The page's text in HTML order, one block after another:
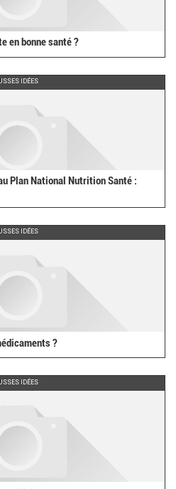
en bonne santé ?
IDÉES
Plan National Nutrition Santé :
IDÉES
?
IDÉES